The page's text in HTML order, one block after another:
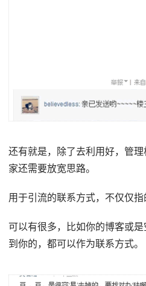
还有就是，除了去利用好，管
家还需要放宽思路。
用于引流的联系方式，不仅仅指
可以有很多，比如你的博客或
到你的，都可以作为联系方式。